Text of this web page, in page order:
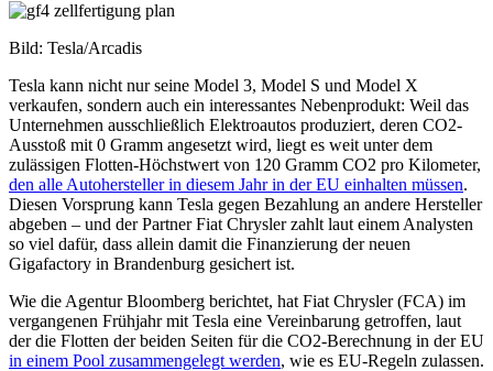
Bild: Tesla/Arcadis
Tesla kann nicht nur seine Model 3, Model S und Model X
verkaufen, sondern auch ein interessantes Nebenprodukt: Weil das
Unternehmen ausschließlich Elektroautos produziert, deren CO2-
Ausstoß mit 0 Gramm angesetzt wird, liegt es weit unter dem
zulässigen Flotten-Höchstwert von 120 Gramm CO2 pro Kilometer,
den alle Autohersteller in diesem Jahr in der EU einhalten müssen.
Diesen Vorsprung kann Tesla gegen Bezahlung an andere Hersteller
abgeben – und der Partner Fiat Chrysler zahlt laut einem Analysten
so viel dafür, dass allein damit die Finanzierung der neuen
Gigafactory in Brandenburg gesichert ist.
Wie die Agentur Bloomberg berichtet, hat Fiat Chrysler (FCA) im
vergangenen Frühjahr mit Tesla eine Vereinbarung getroffen, laut
der die Flotten der beiden Seiten für die CO2-Berechnung in der EU
in einem Pool zusammengelegt werden, wie es EU-Regeln zulassen.